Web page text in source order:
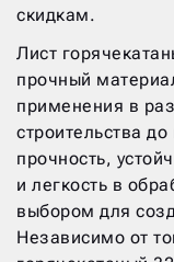
скидкам.
Лист
прочный
применения в
строительства
прочность,
и легкость в
выбором для
Независимо от